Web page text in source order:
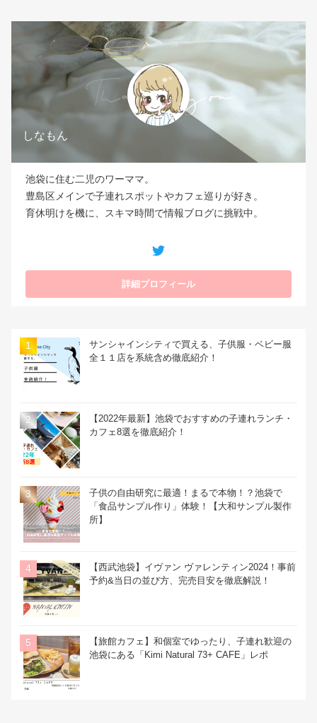
しなもん
池袋に住む二児のワーママ。
豊島区メインで子連れスポットやカフェ巡りが好き。
育休明けを機に、スキマ時間で情報ブログに挑戦中。
サンシャインシティで買える、子供服・ベビー服
全１１店を系統含め徹底紹介！
【2022年最新】池袋でおすすめの子連れランチ・
カフェ8選を徹底紹介！
子供の自由研究に最適！まるで本物！？池袋で
「食品サンプル作り」体験！【大和サンプル製作
所】
【西武池袋】イヴァン ヴァレンティン2024！事前
予約&当日の並び方、完売目安を徹底解説！
【旅館カフェ】和個室でゆったり、子連れ歓迎の
池袋にある「Kimi Natural 73+ CAFE」レポ